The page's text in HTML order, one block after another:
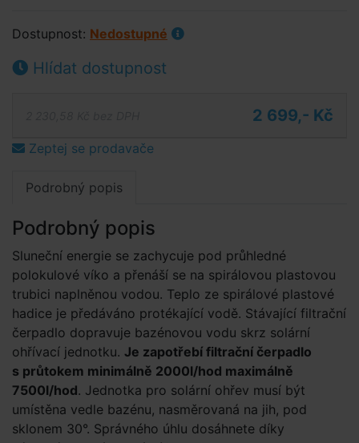
Dostupnost: Nedostupné
Hlídat dostupnost
2 699,- Kč
Zeptej se prodavače
Podrobný popis
Podrobný popis
Sluneční energie se zachycuje pod průhledné
polokulové víko a přenáší se na spirálovou plastovou
trubici naplněnou vodou. Teplo ze spirálové plastové
hadice je předáváno protékající vodě. Stávající filtrační
čerpadlo dopravuje bazénovou vodu skrz solární
ohřívací jednotku. Je zapotřebí filtrační čerpadlo
s průtokem minimálně 2000l/hod maximálně
7500l/hod. Jednotka pro solární ohřev musí být
umístěna vedle bazénu, nasměrovaná na jih, pod
sklonem 30°. Správného úhlu dosáhnete díky